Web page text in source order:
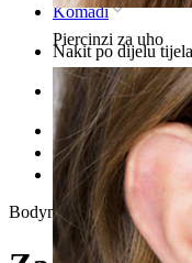
Piercinzi za uho
Komadi
Nakit po dijelu tijela
Uho
Helix
Nakit za piercing
Zaobljeni labret od
Bodymod Premium